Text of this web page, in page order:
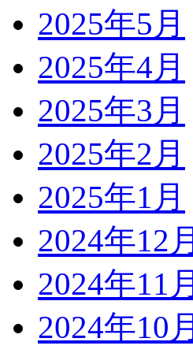
2025年5月
2025年4月
2025年3月
2025年2月
2025年1月
2024年12月
2024年11月
2024年10月